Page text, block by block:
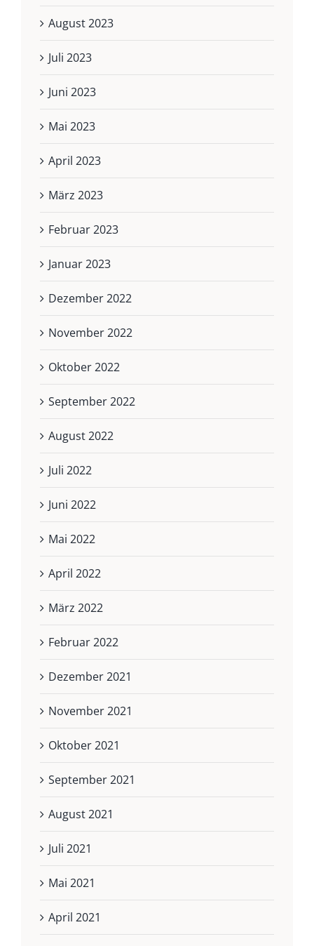
August 2023
Juli 2023
Juni 2023
Mai 2023
April 2023
März 2023
Februar 2023
Januar 2023
Dezember 2022
November 2022
Oktober 2022
September 2022
August 2022
Juli 2022
Juni 2022
Mai 2022
April 2022
März 2022
Februar 2022
Dezember 2021
November 2021
Oktober 2021
September 2021
August 2021
Juli 2021
Mai 2021
April 2021